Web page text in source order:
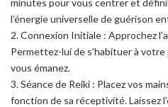
minutes pour vous centrer et
l’énergie universelle de guérison
2. Connexion Initiale : Approchez
Permettez-lui de s’habituer à
vous émanez.
3. Séance de Reiki : Placez vos
fonction de sa réceptivité. Laissez